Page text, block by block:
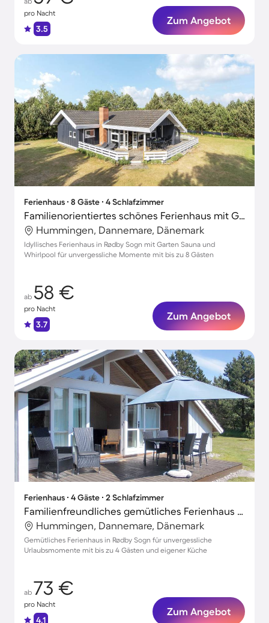
pro Nacht
3.5
Zum Angebot
Ferienhaus ∙ 8 Gäste ∙ 4 Schlafzimmer
Familienorientiertes schönes Ferienhaus mit Garten, Sauna und Terrasse | Haustierfreundlich
Hummingen, Dannemare, Dänemark
Idyllisches Ferienhaus in Rødby Sogn mit Garten Sauna und
Whirlpool für unvergessliche Momente mit bis zu 8 Gästen
ab 58 €
pro Nacht
3.7
Zum Angebot
Ferienhaus ∙ 4 Gäste ∙ 2 Schlafzimmer
Familienfreundliches gemütliches Ferienhaus mit Terrasse
Hummingen, Dannemare, Dänemark
Gemütliches Ferienhaus in Rødby Sogn für unvergessliche
Urlaubsmomente mit bis zu 4 Gästen und eigener Küche
ab 73 €
pro Nacht
4.1
Zum Angebot